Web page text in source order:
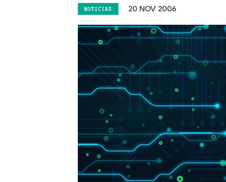
NOTICIAS 20 NOV 2006